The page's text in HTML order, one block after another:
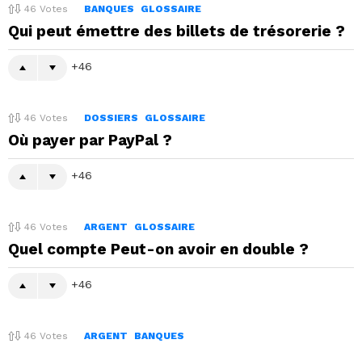
46 Votes BANQUES GLOSSAIRE
Qui peut émettre des billets de trésorerie ?
46
46 Votes DOSSIERS GLOSSAIRE
Où payer par PayPal ?
46
46 Votes ARGENT GLOSSAIRE
Quel compte Peut-on avoir en double ?
46
46 Votes ARGENT BANQUES